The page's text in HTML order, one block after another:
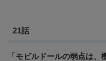
21話
「モビルドールの弱点は